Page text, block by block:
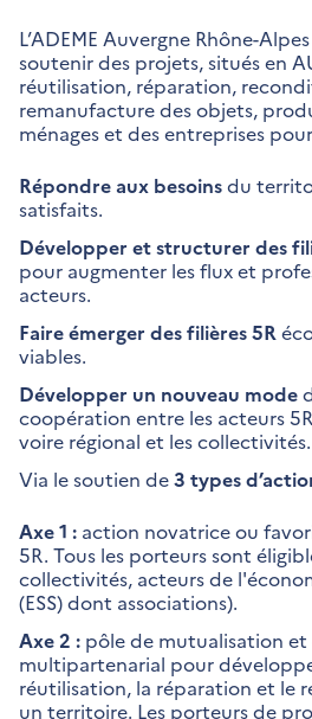
L’ADEME Auvergne Rhône-
soutenir des projets, situés en
réutilisation, réparation,
remanufacture des objets,
ménages et des entreprises
Répondre aux besoinsdu
satisfaits.
Développer et structurer des
pour augmenter les flux et
acteurs.
Faire émerger des filières 5R
viables.
Développer un nouveau mode
coopération entre les acteurs
voire régional et les collectivités.
Via le soutien de3 types
Axe 1 : action novatrice ou
5R. Tous les porteurs sont
collectivités, acteurs de
(ESS) dont associations).
Axe 2 : pôle de mutualisation
multipartenarial pour
réutilisation, la réparation et le
un territoire. Les porteurs de